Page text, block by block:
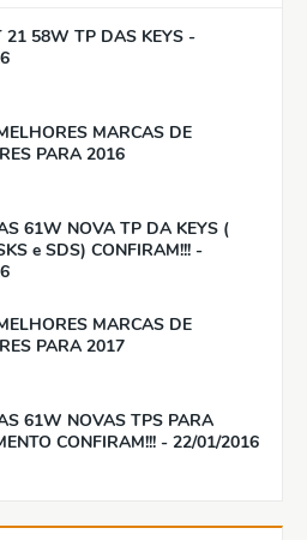
21 58W TP DAS KEYS -
MARCAS DE
PARA 2016
61W NOVA TP DA KEYS (
e SDS) CONFIRAM!!! -
MARCAS DE
PARA 2017
61W NOVAS TPS PARA
CONFIRAM!!! - 22/01/2016